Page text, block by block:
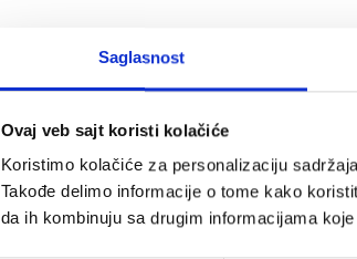
Saglasnost
Ovaj veb sajt koristi kolačiće
Koristimo kolačiće za personalizaciju
Takođe delimo informacije o tome kako
da ih kombinuju sa drugim informacijama